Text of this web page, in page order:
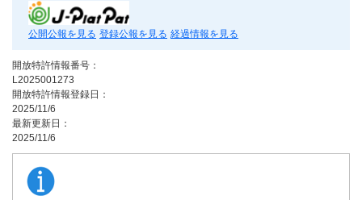
公開公報を見る 登録公報を見る 経過情報を見る
開放特許情報番号：
L2025001273
開放特許情報登録日：
2025/11/6
最新更新日：
2025/11/6